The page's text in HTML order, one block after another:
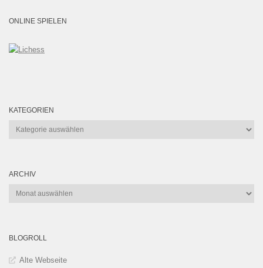
ONLINE SPIELEN
KATEGORIEN
Kategorien
ARCHIV
Archiv
BLOGROLL
Alte Webseite